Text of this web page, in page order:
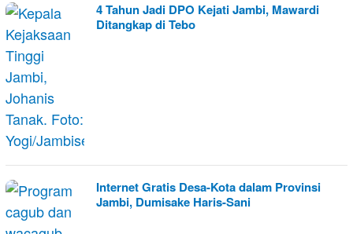
4 Tahun Jadi DPO Kejati Jambi, Mawardi
Ditangkap di Tebo
Internet Gratis Desa-Kota dalam Provinsi
Jambi, Dumisake Haris-Sani